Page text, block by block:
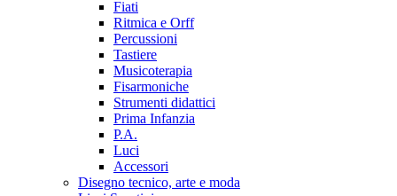
Fiati
Ritmica e Orff
Percussioni
Tastiere
Musicoterapia
Fisarmoniche
Strumenti didattici
Prima Infanzia
P.A.
Luci
Accessori
Disegno tecnico, arte e moda